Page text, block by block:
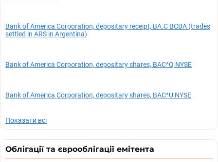
Bank of America Corporation, depositary receipt, BA.C BCBA (trades
settled in ARS in Argentina)
Bank of America Corporation, depositary shares, BAC^Q NYSE
Bank of America Corporation, depositary shares, BAC^U NYSE
Показати всі
Облігації та єврооблігації емітента